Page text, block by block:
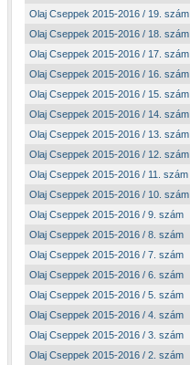
Olaj Cseppek 2015-2016 / 19. szám
Olaj Cseppek 2015-2016 / 18. szám
Olaj Cseppek 2015-2016 / 17. szám
Olaj Cseppek 2015-2016 / 16. szám
Olaj Cseppek 2015-2016 / 15. szám
Olaj Cseppek 2015-2016 / 14. szám
Olaj Cseppek 2015-2016 / 13. szám
Olaj Cseppek 2015-2016 / 12. szám
Olaj Cseppek 2015-2016 / 11. szám
Olaj Cseppek 2015-2016 / 10. szám
Olaj Cseppek 2015-2016 / 9. szám
Olaj Cseppek 2015-2016 / 8. szám
Olaj Cseppek 2015-2016 / 7. szám
Olaj Cseppek 2015-2016 / 6. szám
Olaj Cseppek 2015-2016 / 5. szám
Olaj Cseppek 2015-2016 / 4. szám
Olaj Cseppek 2015-2016 / 3. szám
Olaj Cseppek 2015-2016 / 2. szám